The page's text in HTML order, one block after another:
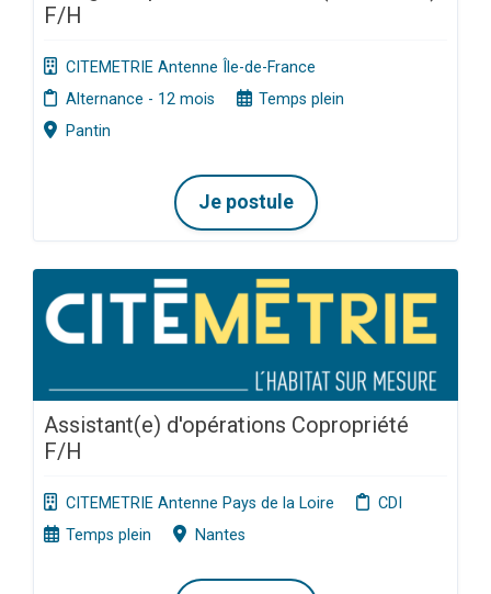
F/H
CITEMETRIE Antenne Île-de-France
Alternance - 12 mois
Temps plein
Pantin
Je postule
Assistant(e) d'opérations Copropriété
F/H
CITEMETRIE Antenne Pays de la Loire
CDI
Temps plein
Nantes